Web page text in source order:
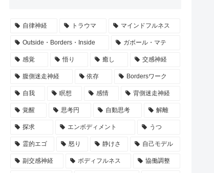
自律神経 トラウマ マインドフルネス
Outside・Borders・Inside ガボール・マテ
感覚 悟り 癒し 交感神経
腹側迷走神経 依存 Bordersワーク
自我 瞑想 感情 背側迷走神経
覚醒 思考円 自動思考 解離
探求 エンボディメント うつ
霊的エゴ 怒り 静けさ 自己モデル
副交感神経 ボディフルネス 協働調整